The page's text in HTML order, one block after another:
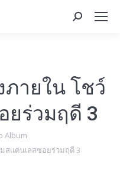
Search:
ายใน โชว์
ยร่วมฤดี 3
Album
สแตนเลสซอยร่วมฤดี 3